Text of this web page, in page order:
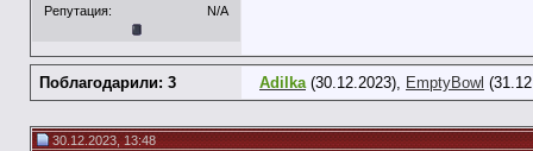
Репутация:
N/A
Поблагодарили: 3 Adilka(30.12.2023), EmptyBowl
30.12.2023, 13:48